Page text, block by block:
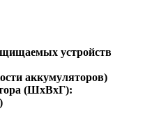
устройств
аккумуляторов)
(ШхВхГ):